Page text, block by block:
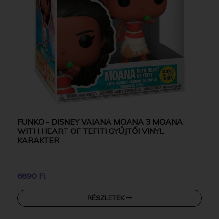
FUNKO - DISNEY VAIANA MOANA 3 MOANA
WITH HEART OF TEFITI GYŰJTŐI VINYL
KARAKTER
6890 Ft
RÉSZLETEK